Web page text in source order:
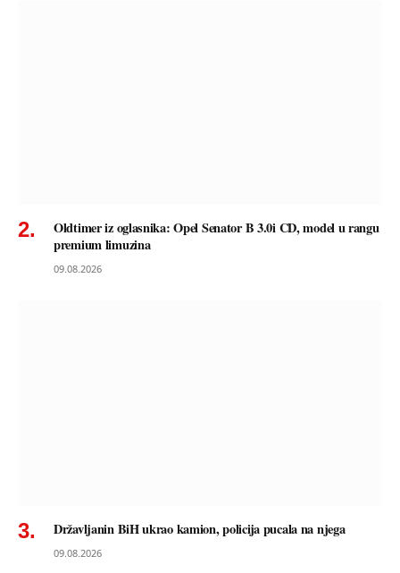
Oldtimer iz oglasnika: Opel Senator B 3.0i CD, model u rangu
premium limuzina
09.08.2026
Državljanin BiH ukrao kamion, policija pucala na njega
09.08.2026